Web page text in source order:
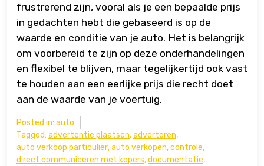
frustrerend zijn, vooral als je een bepaalde prijs
in gedachten hebt die gebaseerd is op de
waarde en conditie van je auto. Het is belangrijk
om voorbereid te zijn op deze onderhandelingen
en flexibel te blijven, maar tegelijkertijd ook vast
te houden aan een eerlijke prijs die recht doet
aan de waarde van je voertuig.
Posted in: auto
Tagged: advertentie plaatsen,adverteren,
auto verkoop particulier,auto verkopen,controle,
direct communiceren met kopers,documentatie,